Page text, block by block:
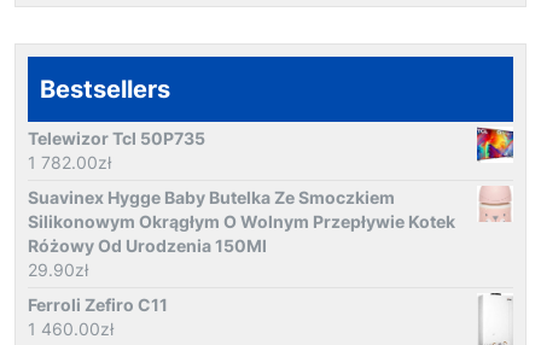
Bestsellers
Telewizor Tcl 50P735
1 782.00zł
Suavinex Hygge Baby Butelka Ze Smoczkiem
Silikonowym Okrągłym O Wolnym Przepływie Kotek
Różowy Od Urodzenia 150Ml
29.90zł
Ferroli Zefiro C11
1 460.00zł